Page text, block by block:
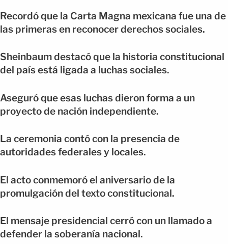
Recordó que la Carta Magna mexicana fue una de
las primeras en reconocer derechos sociales.
Sheinbaum destacó que la historia constitucional
del país está ligada a luchas sociales.
Aseguró que esas luchas dieron forma a un
proyecto de nación independiente.
La ceremonia contó con la presencia de
autoridades federales y locales.
El acto conmemoró el aniversario de la
promulgación del texto constitucional.
El mensaje presidencial cerró con un llamado a
defender la soberanía nacional.